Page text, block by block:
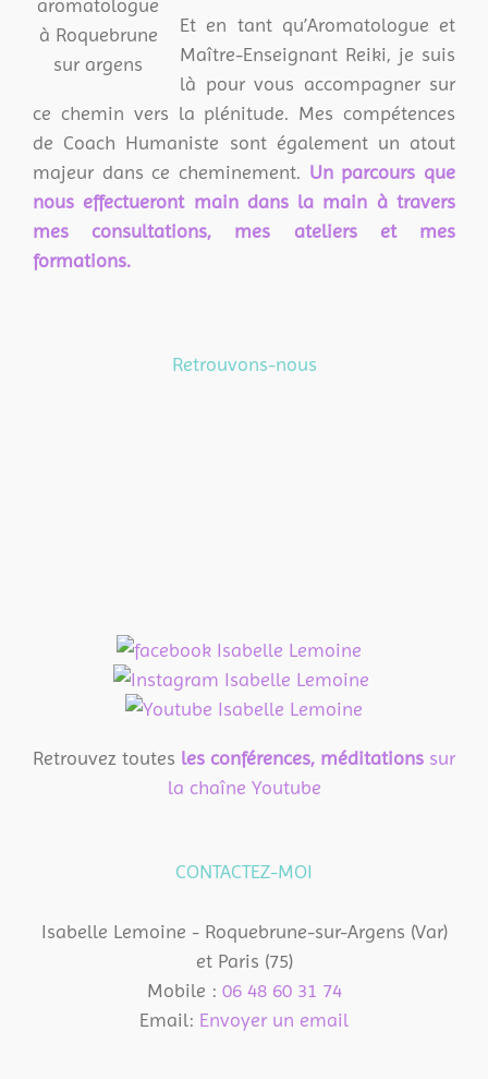
Et en tant qu’Aromatologue et
Maître-Enseignant Reiki, je suis
là pour vous accompagner sur
ce chemin vers la plénitude. Mes compétences
de Coach Humaniste sont également un atout
majeur dans ce cheminement. Un parcours que
nous effectueront main dans la main à travers
mes consultations, mes ateliers et mes
formations.
Retrouvons-nous
Retrouvez toutes les conférences, méditations sur
la chaîne Youtube
CONTACTEZ-MOI
Isabelle Lemoine - Roquebrune-sur-Argens (Var)
et Paris (75)
Mobile : 06 48 60 31 74
Email: Envoyer un email